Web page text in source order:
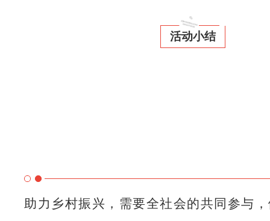
活动小结
助力乡村振兴，需要全社会的共同参与